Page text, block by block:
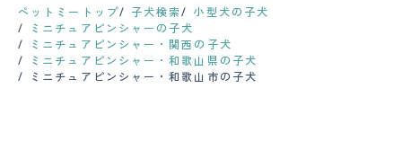
事することもできずが1週間続き、犬の将来が心配でし
た。犬の為にもと思い、犬の訓練所に連れて行きました。
指導の方に私たち自身も、犬について色々、教えてもら
い、犬も、訓練所で少しずつ日常の状況に慣れて改善する
ことができました。今は、家族でもあり、友人でもある存
声ではなく、『ヴウォゥ,ヴウォウ』と力強さのある声
で、本気で吠えられると家の外からでも鳴き声が貫通して
きます(苦笑)。飼い始めた小さい頃の時代の声はか細く
「キュー,キュー」といった可愛げがあるものだったの
で、それをいつまでも聞いていたいという方は録音してお
爪切り、肛門しぼりはプロにお任せしています。 【鳴き
声】 窓から見える人影や、ピンポン、玄関前を通る足音
等で番犬スイッチが発動し、思いっきり吠えます。 鳴き
声が高く、大きいので、とても響きます。 アップルウォ
ッチの警告が出るほどの爆音なので、出来るだけ早めに落
体ですが運動量はしっかり必要です。散歩は、朝と晩に
30分?1時間程度しますがまだまだ動きたがります。室内
を自由にさせているので一人でおもちゃで遊んだりボール
投げで走らせたりたまにドッグランで思いっきり走らせた
りしています。 【毛の手入れ・シャンプー回数】 短毛な
ペットミートップ 子犬検索
小型犬の子犬
ミニチュアピンシャーの子犬
ミニチュアピンシャー・関西の子犬
ミニチュアピンシャー・和歌山県の子犬
ミニチュアピンシャー・和歌山市の子犬